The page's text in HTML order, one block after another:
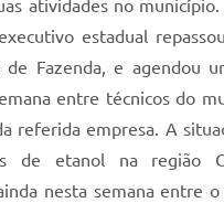
atividades no
estadual
de Fazenda, e agendou
entre técnicos do
referida empresa. A
de etanol na região
nesta semana entre